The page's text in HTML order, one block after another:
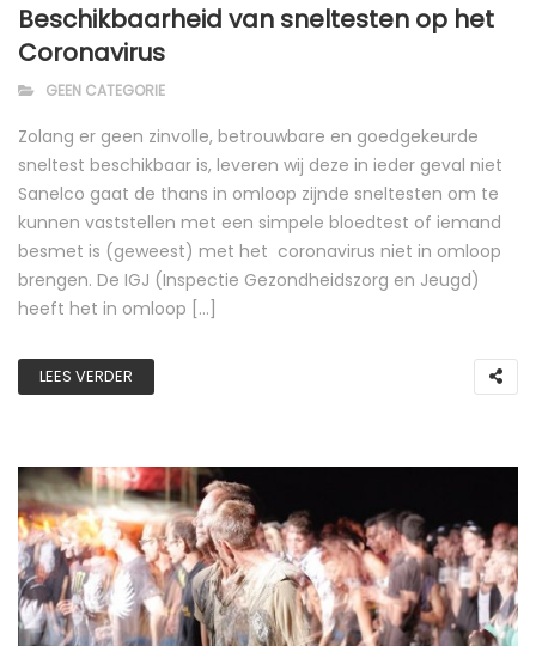
Beschikbaarheid van sneltesten op het
Coronavirus
GEEN CATEGORIE
Zolang er geen zinvolle, betrouwbare en goedgekeurde
sneltest beschikbaar is, leveren wij deze in ieder geval niet
Sanelco gaat de thans in omloop zijnde sneltesten om te
kunnen vaststellen met een simpele bloedtest of iemand
besmet is (geweest) met het coronavirus niet in omloop
brengen. De IGJ (Inspectie Gezondheidszorg en Jeugd)
heeft het in omloop […]
LEES VERDER